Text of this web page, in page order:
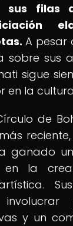
sus filas
A pesar
sobre sus
sigue
en la
de
ganado
en la
y un